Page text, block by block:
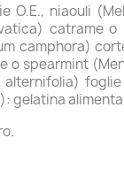
niaouli
catrame
camphora)
o spearmint
gelatina